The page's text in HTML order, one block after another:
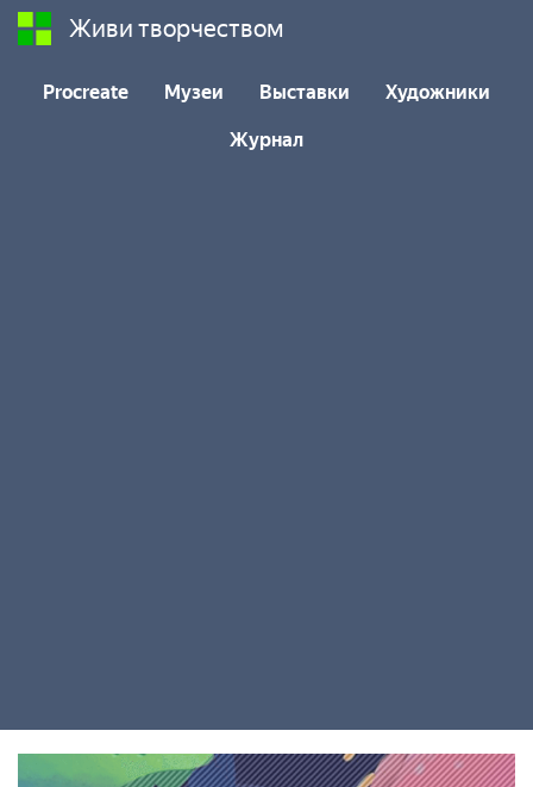
Живи творчеством
Procreate Музеи Выставки Художники
Журнал